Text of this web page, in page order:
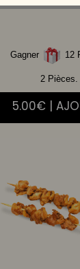
Gagner 12
2 Pièces.
5.00€ |